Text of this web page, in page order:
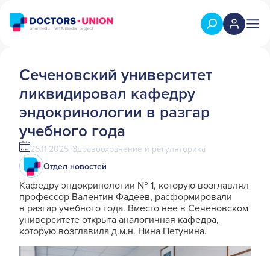
Сеченовский университет
ликвидировал кафедру
эндокринологии в разгар
учебного года
26.11.2025 Здравоохранение и регуляторика
Отдел новостей
Кафедру эндокринологии № 1, которую возглавлял
профессор Валентин Фадеев, расформировали
в разгар учебного года. Вместо нее в Сеченовском
университете открыта аналогичная кафедра,
которую возглавила д.м.н. Нина Петунина.